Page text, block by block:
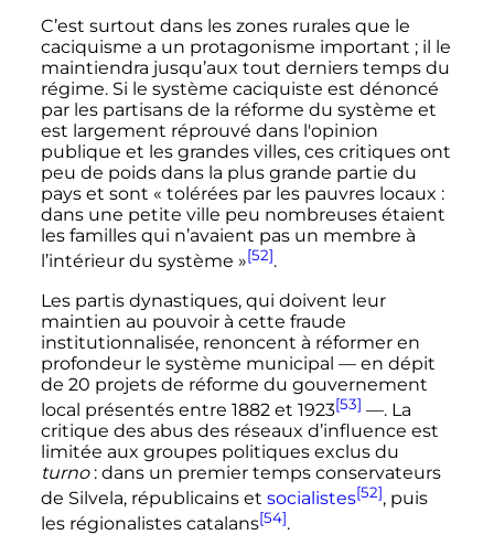
C’est surtout dans les zones rurales que le
caciquisme a un protagonisme important ; il le
maintiendra jusqu’aux tout derniers temps du
régime. Si le système caciquiste est dénoncé
par les partisans de la réforme du système et
est largement réprouvé dans l'opinion
publique et les grandes villes, ces critiques ont
peu de poids dans la plus grande partie du
pays et sont « tolérées par les pauvres locaux :
dans une petite ville peu nombreuses étaient
les familles qui n’avaient pas un membre à
l’intérieur du système »[52].
Les partis dynastiques, qui doivent leur
maintien au pouvoir à cette fraude
institutionnalisée, renoncent à réformer en
profondeur le système municipal — en dépit
de 20 projets de réforme du gouvernement
local présentés entre 1882 et 1923[53] —. La
critique des abus des réseaux d’influence est
limitée aux groupes politiques exclus du
turno : dans un premier temps conservateurs
de Silvela, républicains et socialistes[52], puis
les régionalistes catalans[54].